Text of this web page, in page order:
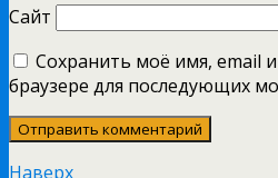
Сайт
Сохранить моё имя, email
браузере для последующих
Наверх